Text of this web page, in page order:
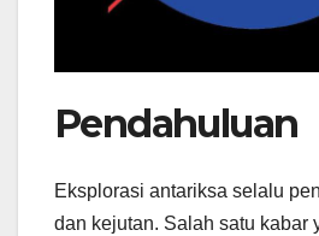
Pendahuluan
Eksplorasi antariksa selalu
dan kejutan. Salah satu kabar